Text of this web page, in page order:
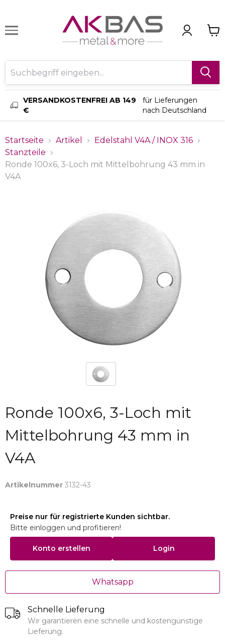
VERSANDKOSTENFREI AB 149
€
für Lieferungen
nach Deutschland
Startseite Artikel
Edelstahl V4A / INOX 316
Stanzteile
Ronde 100x6, 3-Loch mit Mittelbohrung 43 mm in
V4A
Ronde 100x6, 3-Loch mit
Mittelbohrung 43 mm in
V4A
Artikelnummer 3132-43
Preise nur für registrierte Kunden sichtbar.
Bitte einloggen und profitieren!
Konto erstellen Login
Whatsapp
Schnelle Lieferung
Wir garantieren eine schnelle und kostengünstige
Lieferung.